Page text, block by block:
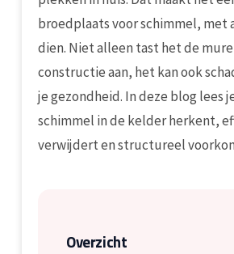
broedplaats voor schimmel, met
dien. Niet alleen tast het de
constructie aan, het kan ook
je gezondheid. In deze blog lees
schimmel in de kelder herkent,
verwijdert en structureel
Overzicht